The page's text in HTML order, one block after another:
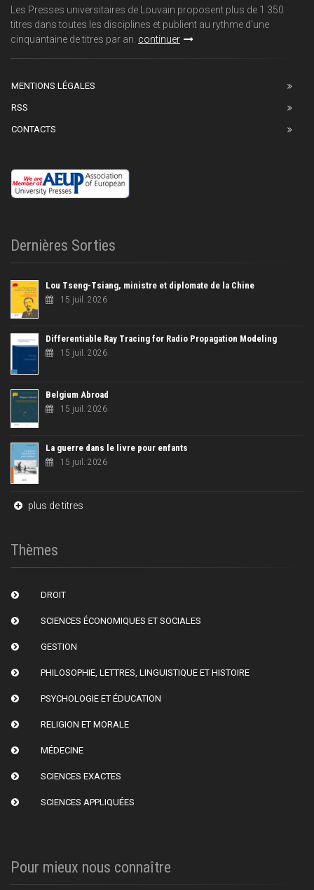
Les Presses universitaires de Louvain proposent plus de 1 350
titres dans toutes les disciplines et publient au rythme d'une
cinquantaine de titres par an. continuer
MENTIONS LÉGALES
RSS
CONTACTS
Dernières Sorties
Lou Tseng-Tsiang, ministre et diplomate de la Chine
15 juil. 2026
Differentiable Ray Tracing for Radio Propagation Modeling
15 juil. 2026
Belgium Abroad
15 juil. 2026
La guerre dans le livre pour enfants
15 juil. 2026
plus de titres
Thèmes
DROIT
SCIENCES ÉCONOMIQUES ET SOCIALES
GESTION
PHILOSOPHIE, LETTRES, LINGUISTIQUE ET HISTOIRE
PSYCHOLOGIE ET ÉDUCATION
RELIGION ET MORALE
MÉDECINE
SCIENCES EXACTES
SCIENCES APPLIQUÉES
Pour mieux nous connaître